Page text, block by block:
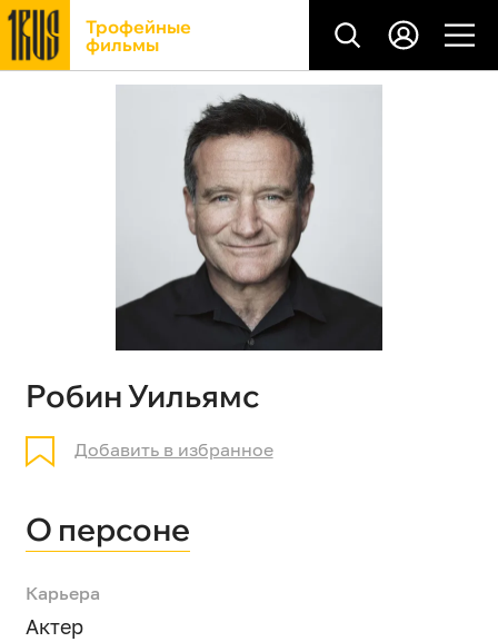
Трофейные
фильмы
Робин Уильямс
Добавить в избранное
О персоне
Карьера
Актер